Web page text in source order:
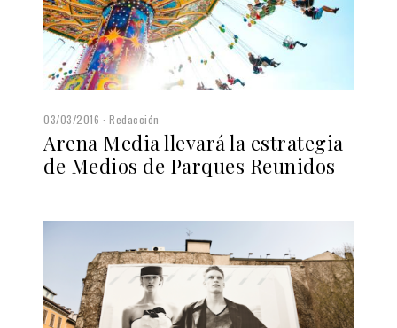
03/03/2016 Redacción
Arena Media llevará la estrategia
de Medios de Parques Reunidos